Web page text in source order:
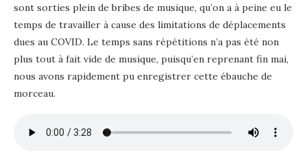
sont sorties plein de bribes de musique, qu’on a à peine eu le
temps de travailler à cause des limitations de déplacements
dues au COVID. Le temps sans répétitions n’a pas été non
plus tout à fait vide de musique, puisqu’en reprenant fin mai,
nous avons rapidement pu enregistrer cette ébauche de
morceau.